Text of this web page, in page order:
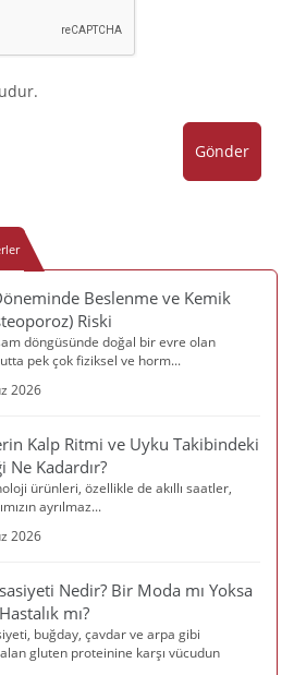
Gönder
Beslenme ve Kemik
Riski
döngüsünde doğal bir evre olan
pek çok fiziksel ve horm...
2026
Kalp Ritmi ve Uyku Takibindeki
Ne Kadardır?
ürünleri, özellikle de akıllı saatler,
ayrılmaz...
2026
Nedir? Bir Moda mı Yoksa
mı?
buğday, çavdar ve arpa gibi
gluten proteinine karşı vücudun